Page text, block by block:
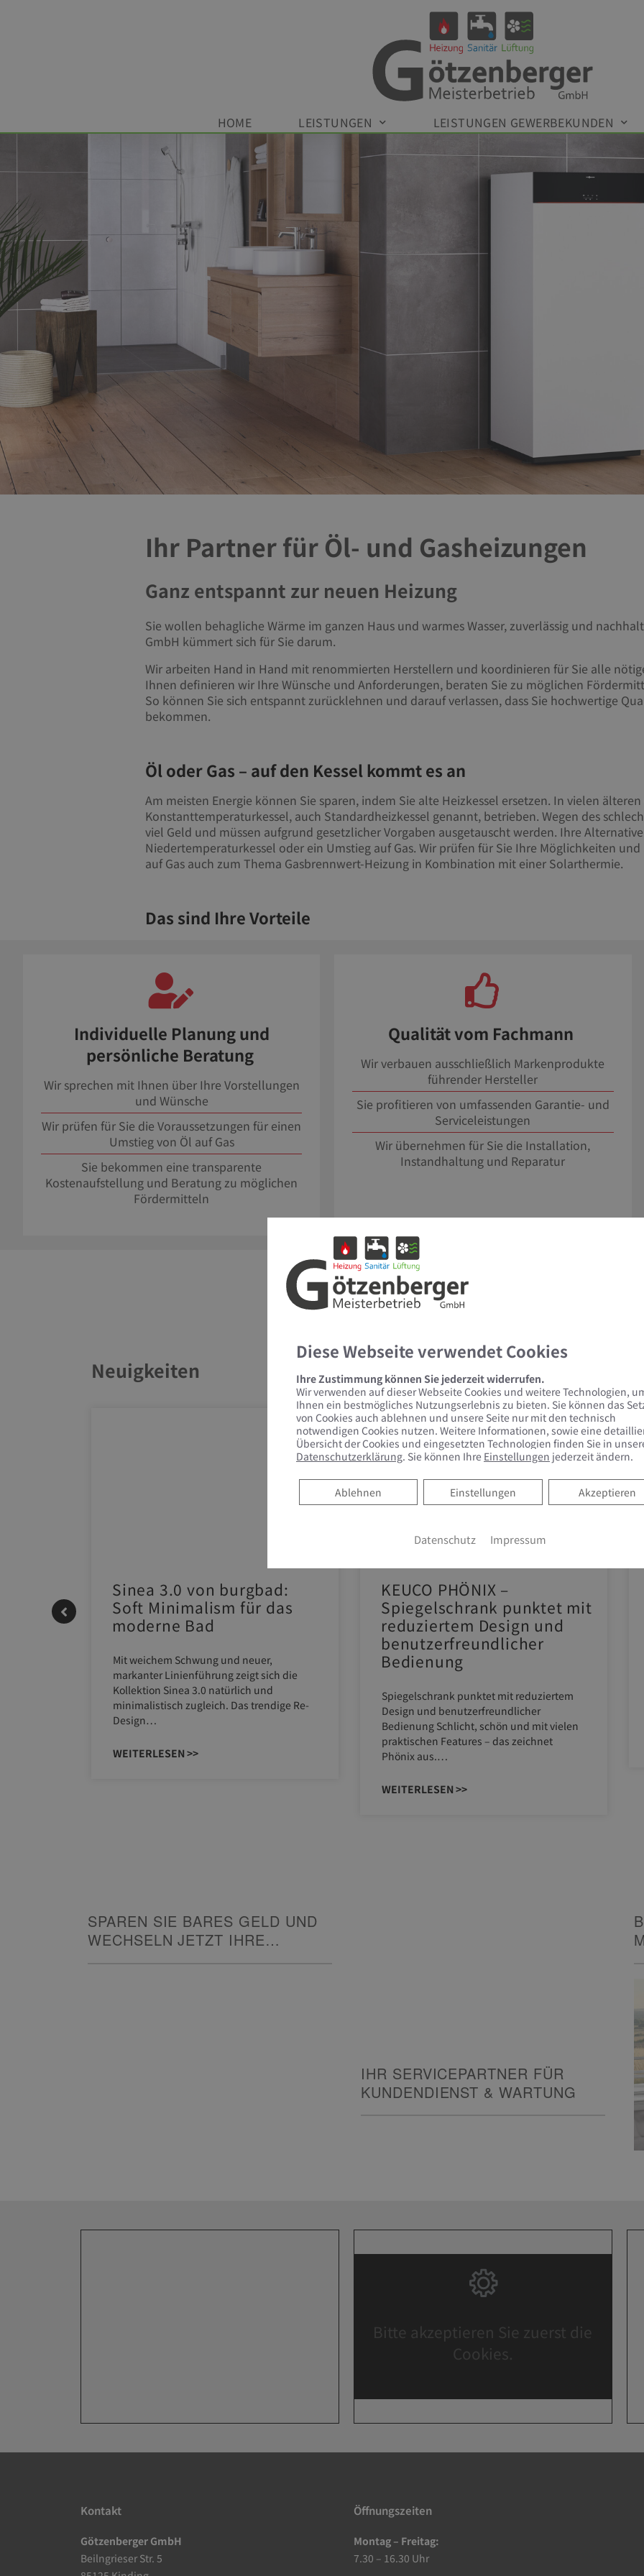
HOME LEISTUNGEN LEISTUNGEN GEWERBEKUNDEN
Ihr Partner für Öl- und Gasheizungen
Ganz entspannt zur neuen Heizung
Sie wollen behagliche Wärme im ganzen Haus und warmes Wasser, zuverlässig und
GmbH kümmert sich für Sie darum.
Wir arbeiten Hand in Hand mit renommierten Herstellern und koordinieren für Sie alle
Ihnen definieren wir Ihre Wünsche und Anforderungen, beraten Sie zu möglichen
So können Sie sich entspannt zurücklehnen und darauf verlassen, dass Sie hochwertige
bekommen.
Öl oder Gas – auf den Kessel kommt es an
Am meisten Energie können Sie sparen, indem Sie alte Heizkessel ersetzen. In vielen
Konstanttemperaturkessel, auch Standardheizkessel genannt, betrieben. Wegen des
viel Geld und müssen aufgrund gesetzlicher Vorgaben ausgetauscht werden. Ihre
Niedertemperaturkessel oder ein Umstieg auf Gas. Wir prüfen für Sie Ihre Möglichkeiten
auf Gas auch zum Thema Gasbrennwert-Heizung in Kombination mit einer Solarthermie.
Das sind Ihre Vorteile
Individuelle Planung und
persönliche Beratung
Wir sprechen mit Ihnen über Ihre Vorstellungen
und Wünsche
Wir prüfen für Sie die Voraussetzungen für einen
Umstieg von Öl auf Gas
Sie bekommen eine transparente
Kostenaufstellung und Beratung zu möglichen
Fördermitteln
Qualität vom Fachmann
Wir verbauen ausschließlich Markenprodukte
führender Hersteller
Sie profitieren von umfassenden Garantie- und
Serviceleistungen
Wir übernehmen für Sie die Installation,
Instandhaltung und Reparatur
Neuigkeiten
Sinea 3.0 von burgbad:
Soft Minimalism für das
moderne Bad
Mit weichem Schwung und neuer,
markanter Linienführung zeigt sich die
Kollektion Sinea 3.0 natürlich und
minimalistisch zugleich. Das trendige Re-
Design…
WEITERLESEN >>
KEUCO PHÖNIX –
Spiegelschrank punktet mit
reduziertem Design und
benutzerfreundlicher
Bedienung
Spiegelschrank punktet mit reduziertem
Design und benutzerfreundlicher
Bedienung Schlicht, schön und mit vielen
praktischen Features – das zeichnet
Phönix aus.…
WEITERLESEN >>
SPAREN SIE BARES GELD UND
WECHSELN JETZT IHRE
Bitte akzeptieren Sie zuerst die
Cookies.
Kontakt
Götzenberger GmbH
Beilngrieser Str. 5
Öffnungszeiten
Montag – Freitag:
7.30 – 16.30 Uhr
Diese Webseite verwendet Cookies
Ihre Zustimmung können Sie jederzeit widerrufen.
Wir verwenden auf dieser Webseite Cookies und weitere Technologien,
Ihnen ein bestmögliches Nutzungserlebnis zu bieten. Sie können das
von Cookies auch ablehnen und unsere Seite nur mit den technisch
notwendigen Cookies nutzen. Weitere Informationen, sowie eine
Übersicht der Cookies und eingesetzten Technologien finden Sie in
Datenschutzerklärung. Sie können Ihre Einstellungen jederzeit ändern.
Akzeptieren
Einstellungen
Ablehnen
Ablehnen
Datenschutz Impressum